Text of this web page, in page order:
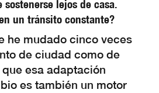
sostenerse lejos de casa.
un tránsito constante?
he mudado cinco veces
de ciudad como de
esa adaptación
es también un motor